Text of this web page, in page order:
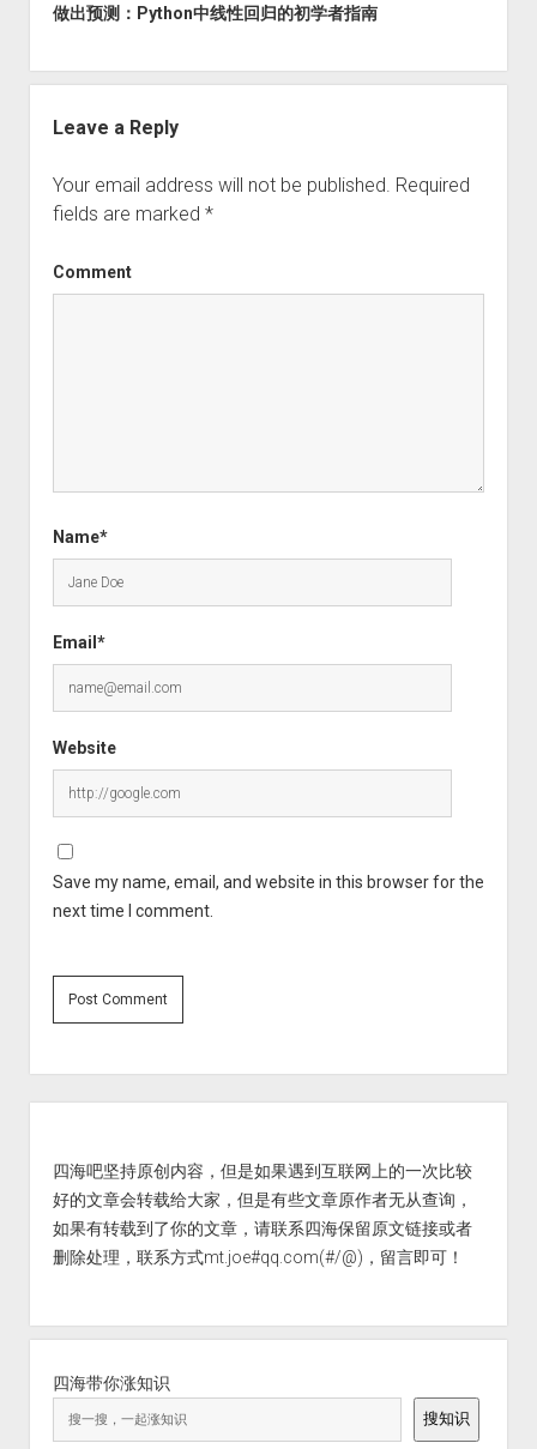
做出预测：Python中线性回归的初学者指南
Leave a Reply
Your email address will not be published. Required
fields are marked *
Comment
Name*
Email*
Website
Save my name, email, and website in this browser for the
next time I comment.
四海吧坚持原创内容，但是如果遇到互联网上的一次比较
好的文章会转载给大家，但是有些文章原作者无从查询，
如果有转载到了你的文章，请联系四海保留原文链接或者
删除处理，联系方式mt.joe#qq.com(#/@)，留言即可！
四海带你涨知识
搜知识